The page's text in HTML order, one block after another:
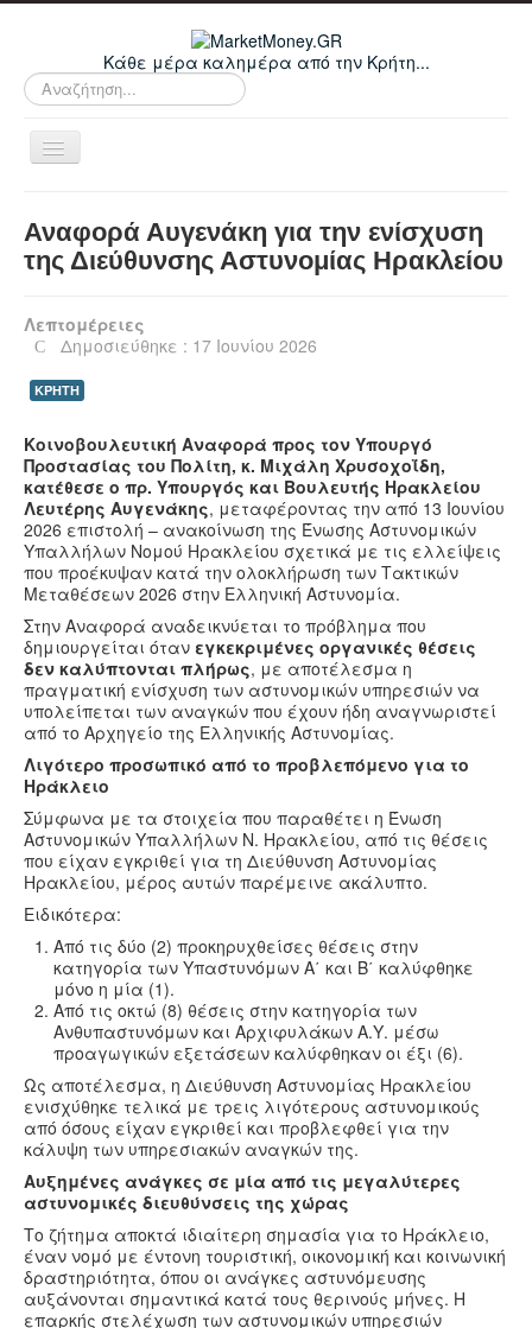
Κάθε μέρα καλημέρα από την Κρήτη...
Αναζήτηση...
Εναλλαγή
Οικονομικά
Ελλάδα
Απόψεις
Τεχνολογία
Υγεία
Πολιτισμός
Αθλητικά
Βίντεο
Συνταγές
Αναφορά Αυγενάκη για την ενίσχυση
της Διεύθυνσης Αστυνομίας Ηρακλείου
Λεπτομέρειες
Δημοσιεύθηκε : 17 Ιουνίου 2026
ΚΡΗΤΗ
Κοινοβουλευτική Αναφορά προς τον Υπουργό
Προστασίας του Πολίτη, κ. Μιχάλη Χρυσοχοΐδη,
κατέθεσε ο πρ. Υπουργός και Βουλευτής Ηρακλείου
Λευτέρης Αυγενάκης, μεταφέροντας την από 13 Ιουνίου
2026 επιστολή – ανακοίνωση της Ένωσης Αστυνομικών
Υπαλλήλων Νομού Ηρακλείου σχετικά με τις ελλείψεις
που προέκυψαν κατά την ολοκλήρωση των Τακτικών
Μεταθέσεων 2026 στην Ελληνική Αστυνομία.
Στην Αναφορά αναδεικνύεται το πρόβλημα που
δημιουργείται όταν εγκεκριμένες οργανικές θέσεις
δεν καλύπτονται πλήρως, με αποτέλεσμα η
πραγματική ενίσχυση των αστυνομικών υπηρεσιών να
υπολείπεται των αναγκών που έχουν ήδη αναγνωριστεί
από το Αρχηγείο της Ελληνικής Αστυνομίας.
Λιγότερο προσωπικό από το προβλεπόμενο για το
Ηράκλειο
Σύμφωνα με τα στοιχεία που παραθέτει η Ένωση
Αστυνομικών Υπαλλήλων Ν. Ηρακλείου, από τις θέσεις
που είχαν εγκριθεί για τη Διεύθυνση Αστυνομίας
Ηρακλείου, μέρος αυτών παρέμεινε ακάλυπτο.
Ειδικότερα:
Από τις δύο (2) προκηρυχθείσες θέσεις στην
κατηγορία των Υπαστυνόμων Α΄ και Β΄ καλύφθηκε
μόνο η μία (1).
Από τις οκτώ (8) θέσεις στην κατηγορία των
Ανθυπαστυνόμων και Αρχιφυλάκων Α.Υ. μέσω
προαγωγικών εξετάσεων καλύφθηκαν οι έξι (6).
Ως αποτέλεσμα, η Διεύθυνση Αστυνομίας Ηρακλείου
ενισχύθηκε τελικά με τρεις λιγότερους αστυνομικούς
από όσους είχαν εγκριθεί και προβλεφθεί για την
κάλυψη των υπηρεσιακών αναγκών της.
Αυξημένες ανάγκες σε μία από τις μεγαλύτερες
αστυνομικές διευθύνσεις της χώρας
Το ζήτημα αποκτά ιδιαίτερη σημασία για το Ηράκλειο,
έναν νομό με έντονη τουριστική, οικονομική και κοινωνική
δραστηριότητα, όπου οι ανάγκες αστυνόμευσης
αυξάνονται σημαντικά κατά τους θερινούς μήνες. Η
επαρκής στελέχωση των αστυνομικών υπηρεσιών